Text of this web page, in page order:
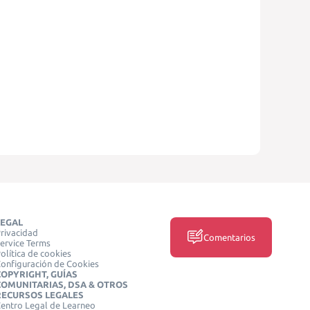
Terms
de cookies
de Cookies
GUÍAS
DSA & OTROS
LEGALES
Legal de Learneo
Comentarios